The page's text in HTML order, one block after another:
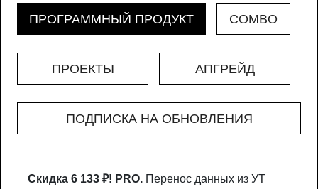
ПРОГРАММНЫЙ ПРОДУКТ COMBO
ПРОЕКТЫ АПГРЕЙД
ПОДПИСКА НА ОБНОВЛЕНИЯ
Скидка 6 133 ₽! PRO. Перенос данных из УТ